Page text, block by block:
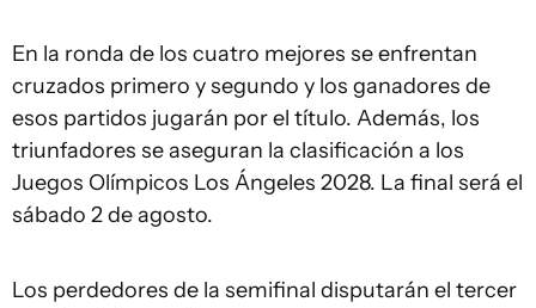
En la ronda de los cuatro mejores se enfrentan
cruzados primero y segundo y los ganadores de
esos partidos jugarán por el título. Además, los
triunfadores se aseguran la clasificación a los
Juegos Olímpicos Los Ángeles 2028. La final será el
sábado 2 de agosto.
Los perdedores de la semifinal disputarán el tercer